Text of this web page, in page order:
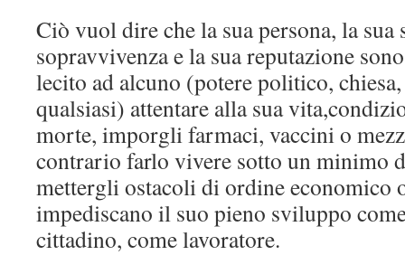
Ciò vuol dire che la sua persona, la sua
sopravvivenza e la sua reputazione
lecito ad alcuno (potere politico,
qualsiasi) attentare alla sua
morte, imporgli farmaci, vaccini o
contrario farlo vivere sotto un minimo
mettergli ostacoli di ordine economico
impediscano il suo pieno sviluppo
cittadino, come lavoratore.